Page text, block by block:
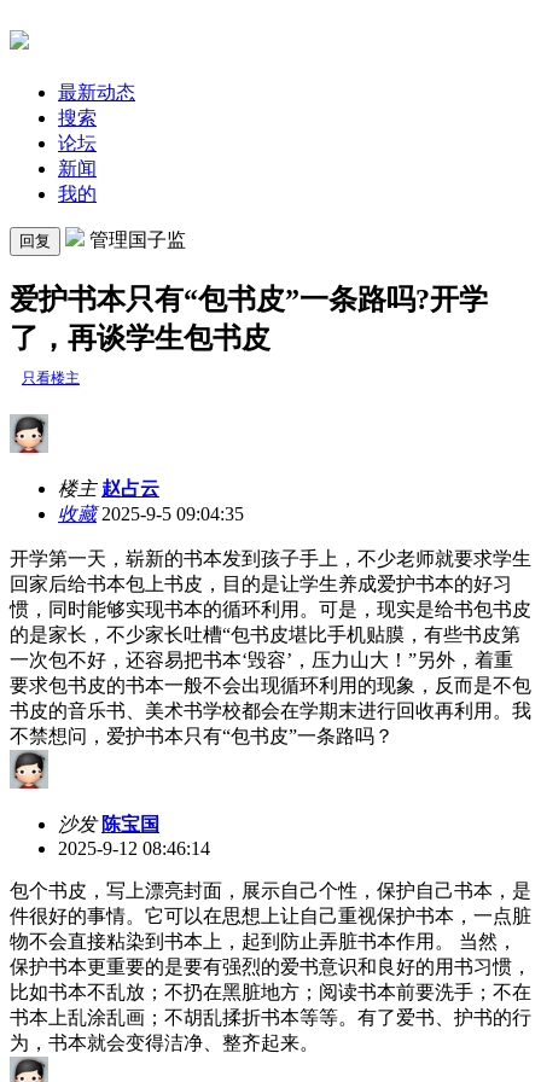
最新动态
搜索
论坛
新闻
我的
回复 管理国子监
爱护书本只有“包书皮”一条路吗?开学
了，再谈学生包书皮
只看楼主
楼主 赵占云
收藏2025-9-5 09:04:35
开学第一天，崭新的书本发到孩子手上，不少老师就要求学生
回家后给书本包上书皮，目的是让学生养成爱护书本的好习
惯，同时能够实现书本的循环利用。可是，现实是给书包书皮
的是家长，不少家长吐槽“包书皮堪比手机贴膜，有些书皮第
一次包不好，还容易把书本‘毁容’，压力山大！”另外，着重
要求包书皮的书本一般不会出现循环利用的现象，反而是不包
书皮的音乐书、美术书学校都会在学期末进行回收再利用。我
不禁想问，爱护书本只有“包书皮”一条路吗？
沙发 陈宝国
2025-9-12 08:46:14
包个书皮，写上漂亮封面，展示自己个性，保护自己书本，是
件很好的事情。它可以在思想上让自己重视保护书本，一点脏
物不会直接粘染到书本上，起到防止弄脏书本作用。 当然，
保护书本更重要的是要有强烈的爱书意识和良好的用书习惯，
比如书本不乱放；不扔在黑脏地方；阅读书本前要洗手；不在
书本上乱涂乱画；不胡乱揉折书本等等。有了爱书、护书的行
为，书本就会变得洁净、整齐起来。